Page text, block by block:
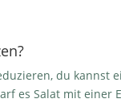
du kannst
es Salat mit einer